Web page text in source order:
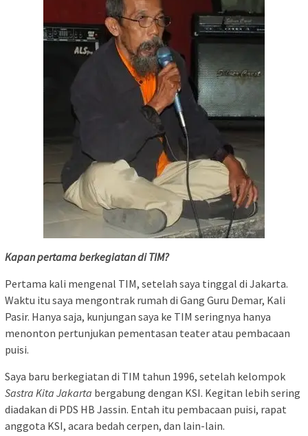
Kapan pertama berkegiatan di TIM?
Pertama kali mengenal TIM, setelah saya tinggal di Jakarta.
Waktu itu saya mengontrak rumah di Gang Guru Demar, Kali
Pasir. Hanya saja, kunjungan saya ke TIM seringnya hanya
menonton pertunjukan pementasan teater atau pembacaan
puisi.
Saya baru berkegiatan di TIM tahun 1996, setelah kelompok
Sastra Kita Jakarta bergabung dengan KSI. Kegitan lebih sering
diadakan di PDS HB Jassin. Entah itu pembacaan puisi, rapat
anggota KSI, acara bedah cerpen, dan lain-lain.